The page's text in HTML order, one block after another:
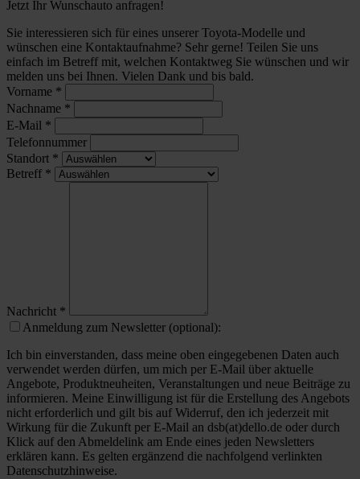
Jetzt Ihr Wunschauto anfragen!
Sie interessieren sich für eines unserer Toyota-Modelle und
wünschen eine Kontaktaufnahme? Sehr gerne! Teilen Sie uns
einfach im Betreff mit, welchen Kontaktweg Sie wünschen und wir
melden uns bei Ihnen. Vielen Dank und bis bald.
Vorname *
Nachname *
E-Mail *
Telefonnummer
Standort *
Betreff *
Nachricht *
Anmeldung zum Newsletter (optional):
Ich bin einverstanden, dass meine oben eingegebenen Daten auch
verwendet werden dürfen, um mich per E-Mail über aktuelle
Angebote, Produktneuheiten, Veranstaltungen und neue Beiträge zu
informieren. Meine Einwilligung ist für die Erstellung des Angebots
nicht erforderlich und gilt bis auf Widerruf, den ich jederzeit mit
Wirkung für die Zukunft per E-Mail an dsb(at)dello.de oder durch
Klick auf den Abmeldelink am Ende eines jeden Newsletters
erklären kann. Es gelten ergänzend die nachfolgend verlinkten
Datenschutzhinweise.